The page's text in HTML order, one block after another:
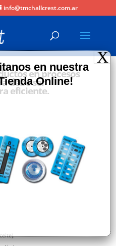
info@tmchallcrest.com.ar
en procesos
debe ser
eficiente.
en motores,
eléctricos,
en cadena de